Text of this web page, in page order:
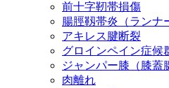
前十字靭帯損傷
腸脛靱帯炎（ランナ
アキレス腱断裂
グロインペイン症候
ジャンパー膝（膝蓋
肉離れ